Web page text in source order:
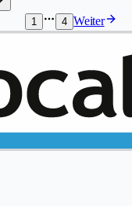
1
4 Weiter